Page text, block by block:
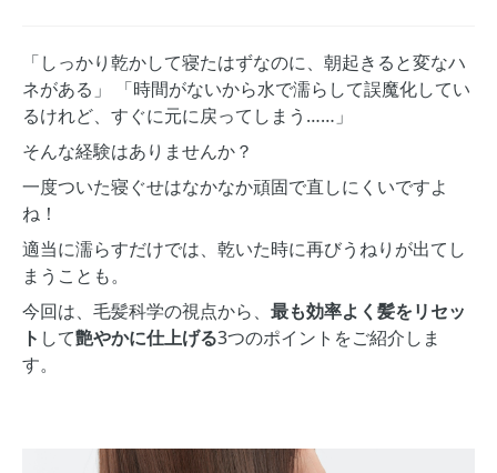
「しっかり乾かして寝たはずなのに、朝起きると変なハ
ネがある」 「時間がないから水で濡らして誤魔化してい
るけれど、すぐに元に戻ってしまう……」
そんな経験はありませんか？
一度ついた寝ぐせはなかなか頑固で直しにくいですよ
ね！
適当に濡らすだけでは、乾いた時に再びうねりが出てし
まうことも。
今回は、毛髪科学の視点から、 最も効率よく髪をリセッ
ト して艶やかに仕上げる3つのポイントをご紹介しま
す。